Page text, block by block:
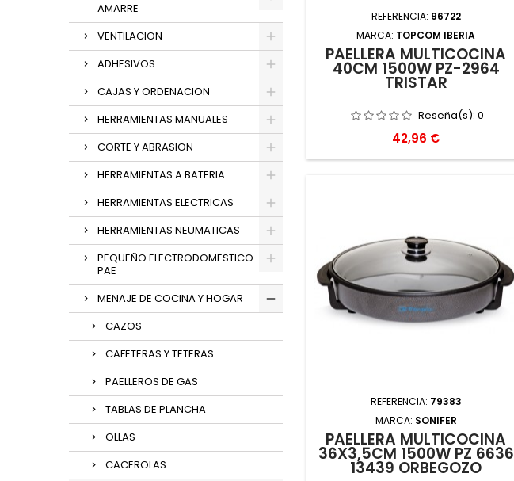
AMARRE
VENTILACION
ADHESIVOS
CAJAS Y ORDENACION
HERRAMIENTAS MANUALES
CORTE Y ABRASION
HERRAMIENTAS A BATERIA
HERRAMIENTAS ELECTRICAS
HERRAMIENTAS NEUMATICAS
PEQUEÑO ELECTRODOMESTICO
PAE
MENAJE DE COCINA Y HOGAR
CAZOS
CAFETERAS Y TETERAS
PAELLEROS DE GAS
TABLAS DE PLANCHA
OLLAS
CACEROLAS
REFERENCIA: 96722
MARCA: TOPCOM IBERIA
PAELLERA MULTICOCINA
40CM 1500W PZ-2964
TRISTAR
Reseña(s):0
Precio
42,96 €
REFERENCIA: 79383
MARCA: SONIFER
PAELLERA MULTICOCINA
36X3,5CM 1500W PZ 6636
13439 ORBEGOZO